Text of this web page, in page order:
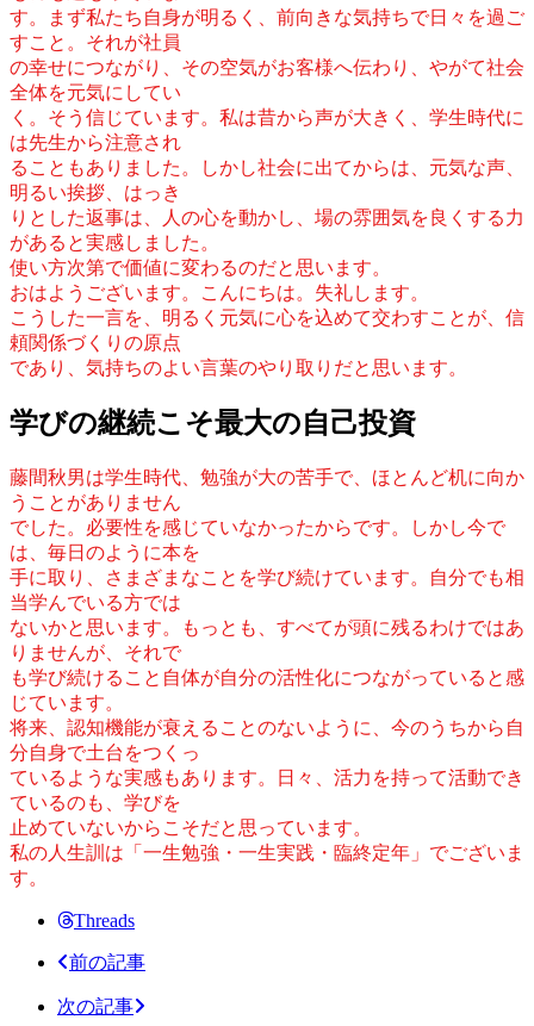
す。まず私たち自身が明るく、前向きな気持ちで日々を過ご
すこと。それが社員
の幸せにつながり、その空気がお客様へ伝わり、やがて社会
全体を元気にしてい
く。そう信じています。私は昔から声が大きく、学生時代に
は先生から注意され
ることもありました。しかし社会に出てからは、元気な声、
明るい挨拶、はっき
りとした返事は、人の心を動かし、場の雰囲気を良くする力
があると実感しました。
使い方次第で価値に変わるのだと思います。
おはようございます。こんにちは。失礼します。
こうした一言を、明るく元気に心を込めて交わすことが、信
頼関係づくりの原点
であり、気持ちのよい言葉のやり取りだと思います。
学びの継続こそ最大の自己投資
藤間秋男は学生時代、勉強が大の苦手で、ほとんど机に向か
うことがありません
でした。必要性を感じていなかったからです。しかし今で
は、毎日のように本を
手に取り、さまざまなことを学び続けています。自分でも相
当学んでいる方では
ないかと思います。もっとも、すべてが頭に残るわけではあ
りませんが、それで
も学び続けること自体が自分の活性化につながっていると感
じています。
将来、認知機能が衰えることのないように、今のうちから自
分自身で土台をつくっ
ているような実感もあります。日々、活力を持って活動でき
ているのも、学びを
止めていないからこそだと思っています。
私の人生訓は「一生勉強・一生実践・臨終定年」でございま
す。
Threads
前の記事
次の記事